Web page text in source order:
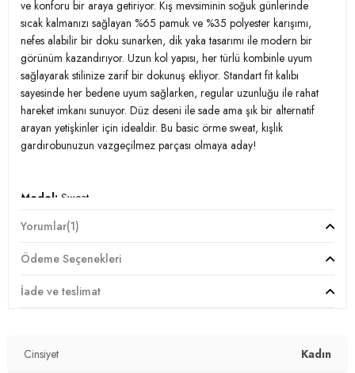
ve konforu bir araya getiriyor. Kış mevsiminin soğuk günlerinde
sıcak kalmanızı sağlayan %65 pamuk ve %35 polyester karışımı,
nefes alabilir bir doku sunarken, dik yaka tasarımı ile modern bir
görünüm kazandırıyor. Uzun kol yapısı, her türlü kombinle uyum
sağlayarak stilinize zarif bir dokunuş ekliyor. Standart fit kalıbı
sayesinde her bedene uyum sağlarken, regular uzunluğu ile rahat
hareket imkanı sunuyor. Düz deseni ile sade ama şık bir alternatif
arayan yetişkinler için idealdir. Bu basic örme sweat, kışlık
gardırobunuzun vazgeçilmez parçası olmaya aday!
Model: Sweat
Giyim Tarzı:
Desen: Düz
Yorumlar(1)
Ödeme Seçenekleri
İade ve teslimat
Cinsiyet Kadın